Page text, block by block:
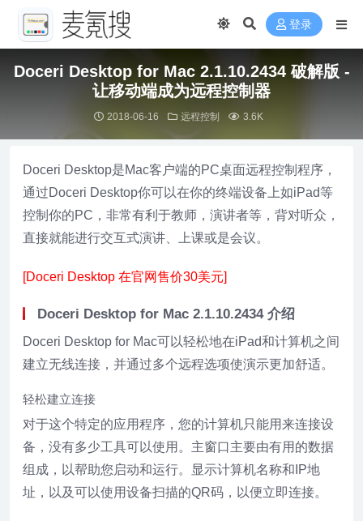
登录
Doceri Desktop for Mac 2.1.10.2434 破解版 -
让移动端成为远程控制器
2018-06-16 远程控制 3.6K
Doceri Desktop是Mac客户端的PC桌面远程控制程序，
通过Doceri Desktop你可以在你的终端设备上如iPad等
控制你的PC，非常有利于教师，演讲者等，背对听众，
直接就能进行交互式演讲、上课或是会议。
[Doceri Desktop 在官网售价30美元]
Doceri Desktop for Mac 2.1.10.2434 介绍
Doceri Desktop for Mac可以轻松地在iPad和计算机之间
建立无线连接，并通过多个远程选项使演示更加舒适。
轻松建立连接
对于这个特定的应用程序，您的计算机只能用来连接设
备，没有多少工具可以使用。主窗口主要由有用的数据
组成，以帮助您启动和运行。显示计算机名称和IP地
址，以及可以使用设备扫描的QR码，以便立即连接。